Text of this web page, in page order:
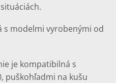
s modelmi vyrobenými od
je kompatibilná s
puškohľadmi na kušu